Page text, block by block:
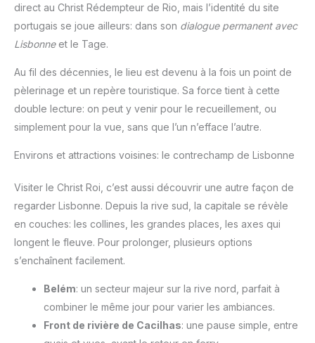
direct au Christ Rédempteur de Rio, mais l’identité du site
portugais se joue ailleurs: dans son dialogue permanent avec
Lisbonneet le Tage.
Au fil des décennies, le lieu est devenu à la fois un point de
pèlerinage et un repère touristique. Sa force tient à cette
double lecture: on peut y venir pour le recueillement, ou
simplement pour la vue, sans que l’un n’efface l’autre.
Environs et attractions voisines: le contrechamp de Lisbonne
Visiter le Christ Roi, c’est aussi découvrir une autre façon de
regarder Lisbonne. Depuis la rive sud, la capitale se révèle
en couches: les collines, les grandes places, les axes qui
longent le fleuve. Pour prolonger, plusieurs options
s’enchaînent facilement.
Belém: un secteur majeur sur la rive nord, parfait à
combiner le même jour pour varier les ambiances.
Front de rivière de Cacilhas: une pause simple, entre